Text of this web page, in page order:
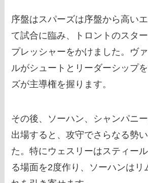
序盤はスパーズは序盤から高い
て試合に臨み、トロントのスタ
プレッシャーをかけました。ヴ
ルがシュートとリーダーシップ
ズが主導権を握ります。
その後、ソーハン、シャンパニ
出場すると、攻守でさらなる勢
た。特にウェスリーはスティー
る場面を2度作り、ソーハンはリ